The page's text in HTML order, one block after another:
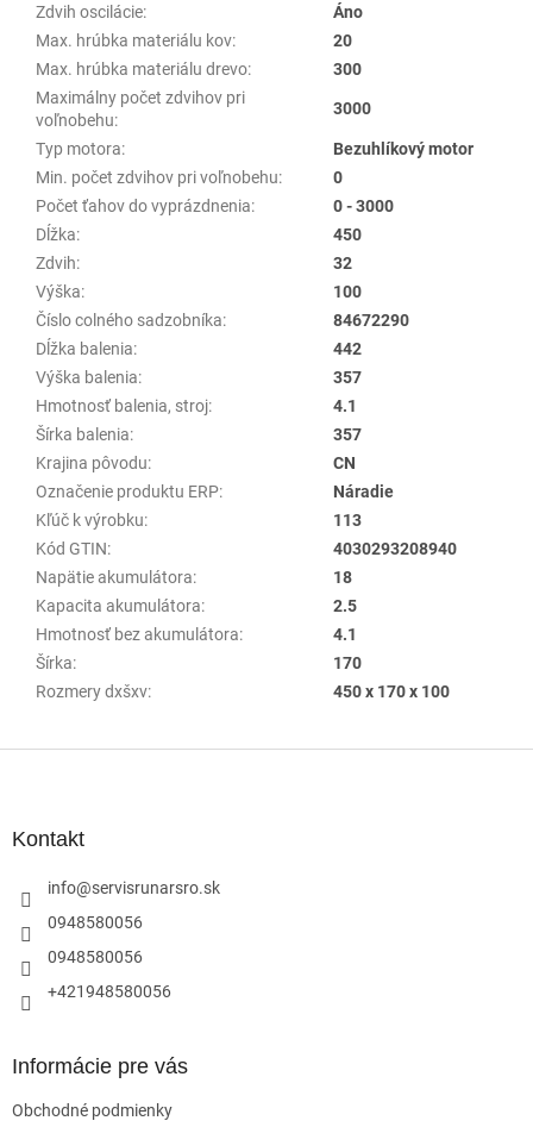
Zdvih oscilácie:
Áno
Max. hrúbka materiálu kov:
20
Max. hrúbka materiálu drevo:
300
Maximálny počet zdvihov pri
voľnobehu:
3000
Typ motora:
Bezuhlíkový motor
Min. počet zdvihov pri voľnobehu:
0
Počet ťahov do vyprázdnenia:
0 - 3000
Dĺžka:
450
Zdvih:
32
Výška:
100
Číslo colného sadzobníka:
84672290
Dĺžka balenia:
442
Výška balenia:
357
Hmotnosť balenia, stroj:
4.1
Šírka balenia:
357
Krajina pôvodu:
CN
Označenie produktu ERP:
Náradie
Kľúč k výrobku:
113
Kód GTIN:
4030293208940
Napätie akumulátora:
18
Kapacita akumulátora:
2.5
Hmotnosť bez akumulátora:
4.1
Šírka:
170
Rozmery dxšxv: 450 x 170 x 100
Kontakt
info@servisrunarsro.sk
0948580056
0948580056
+421948580056
Informácie pre vás
Obchodné podmienky